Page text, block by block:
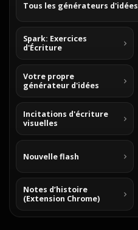
Tous les générateurs d'idées
Spark: Exercices
d'Écriture
Votre propre
générateur d'idées
Incitations d'écriture
visuelles
Nouvelle flash
Notes d’histoire
(Extension Chrome)